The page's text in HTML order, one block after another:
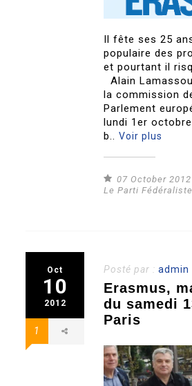
Il fête ses 25
populaire des
et pourtant il
Alain
la commission
Parlement
lundi 1er
b..Voir plus
07 October 2012
Le Parti
Oct
10
2012
1
Posté par :admin
Erasmus,
du samedi
Paris